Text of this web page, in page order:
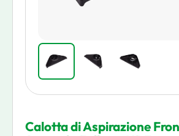
Calotta di Aspirazione